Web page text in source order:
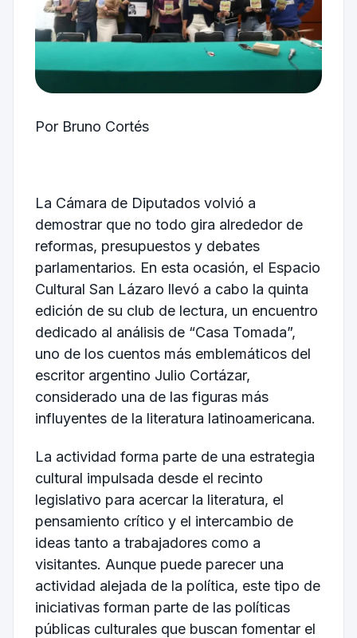
Por Bruno Cortés
La Cámara de Diputados volvió a
demostrar que no todo gira alrededor de
reformas, presupuestos y debates
parlamentarios. En esta ocasión, el Espacio
Cultural San Lázaro llevó a cabo la quinta
edición de su club de lectura, un encuentro
dedicado al análisis de “Casa Tomada”,
uno de los cuentos más emblemáticos del
escritor argentino Julio Cortázar,
considerado una de las figuras más
influyentes de la literatura latinoamericana.
La actividad forma parte de una estrategia
cultural impulsada desde el recinto
legislativo para acercar la literatura, el
pensamiento crítico y el intercambio de
ideas tanto a trabajadores como a
visitantes. Aunque puede parecer una
actividad alejada de la política, este tipo de
iniciativas forman parte de las políticas
públicas culturales que buscan fomentar el